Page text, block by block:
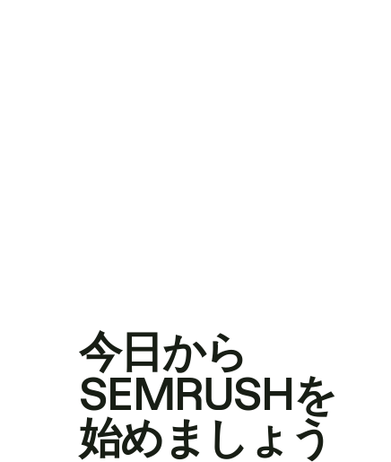
今日から
SEMRUSHを
始めましょう